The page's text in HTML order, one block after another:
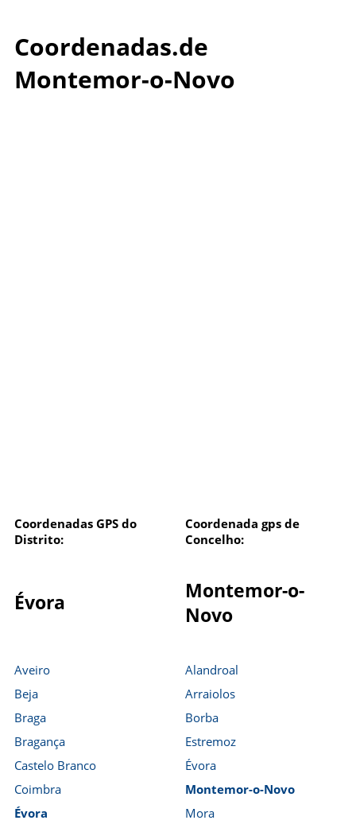
Coordenadas.de
Montemor-o-Novo
Coordenadas GPS do
Distrito:
Coordenada gps de
Concelho:
Évora
Montemor-o-
Novo
Aveiro
Beja
Braga
Bragança
Castelo Branco
Coimbra
Évora
Alandroal
Arraiolos
Borba
Estremoz
Évora
Montemor-o-Novo
Mora